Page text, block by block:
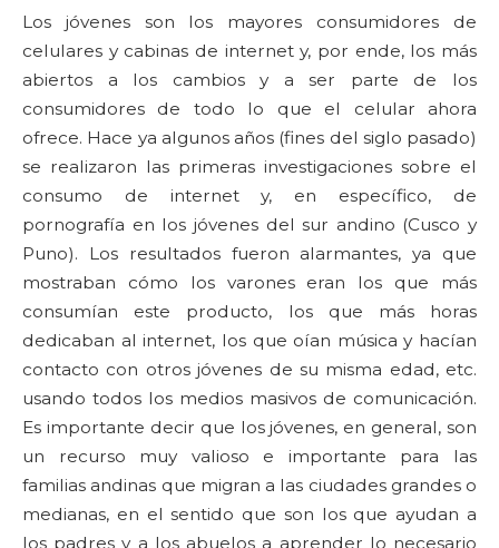
Los jóvenes son los mayores consumidores de
celulares y cabinas de internet y, por ende, los más
abiertos a los cambios y a ser parte de los
consumidores de todo lo que el celular ahora
ofrece. Hace ya algunos años (fines del siglo pasado)
se realizaron las primeras investigaciones sobre el
consumo de internet y, en específico, de
pornografía en los jóvenes del sur andino (Cusco y
Puno). Los resultados fueron alarmantes, ya que
mostraban cómo los varones eran los que más
consumían este producto, los que más horas
dedicaban al internet, los que oían música y hacían
contacto con otros jóvenes de su misma edad, etc.
usando todos los medios masivos de comunicación.
Es importante decir que los jóvenes, en general, son
un recurso muy valioso e importante para las
familias andinas que migran a las ciudades grandes o
medianas, en el sentido que son los que ayudan a
los padres y a los abuelos a aprender lo necesario